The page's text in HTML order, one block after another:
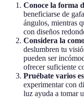
Conoce la forma
beneficiarse de
ángulos, mientras
con diseños
Considera la
deslumbren tu
pueden ser
ofrecer suficiente
Pruébate varios
experimentar con
luz ayuda a tomar